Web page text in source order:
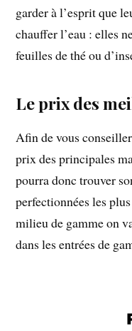
garder à l’esprit que
chauffer l’eau : elles
feuilles de thé ou
Le prix des
Afin de vous
prix des principales
pourra donc trouver
perfectionnées les
milieu de gamme on
dans les entrées de